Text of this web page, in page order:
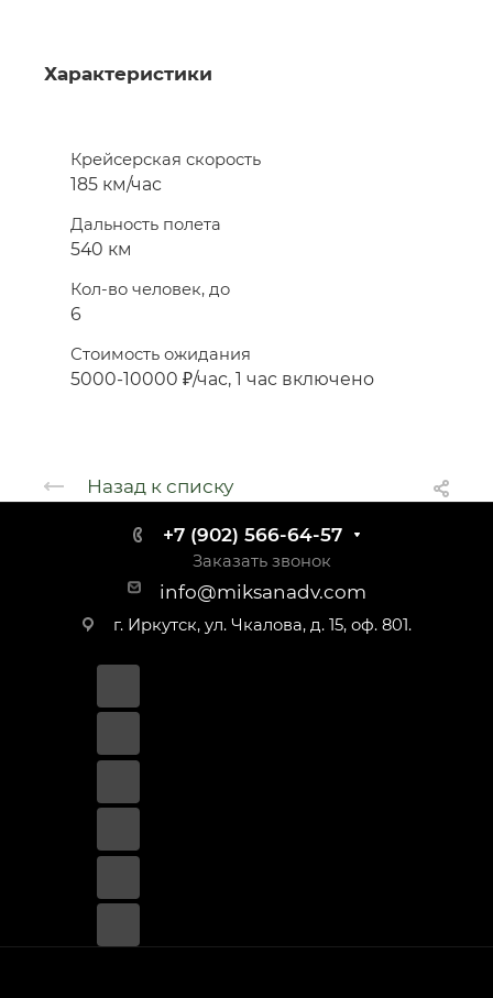
Характеристики
Крейсерская скорость
185 км/час
Дальность полета
540 км
Кол-во человек, до
6
Стоимость ожидания
5000-10000 ₽/час, 1 час включено
Назад к списку
+7 (902) 566-64-57
Заказать звонок
info@miksanadv.com
г. Иркутск, ул. Чкалова, д. 15, оф. 801.